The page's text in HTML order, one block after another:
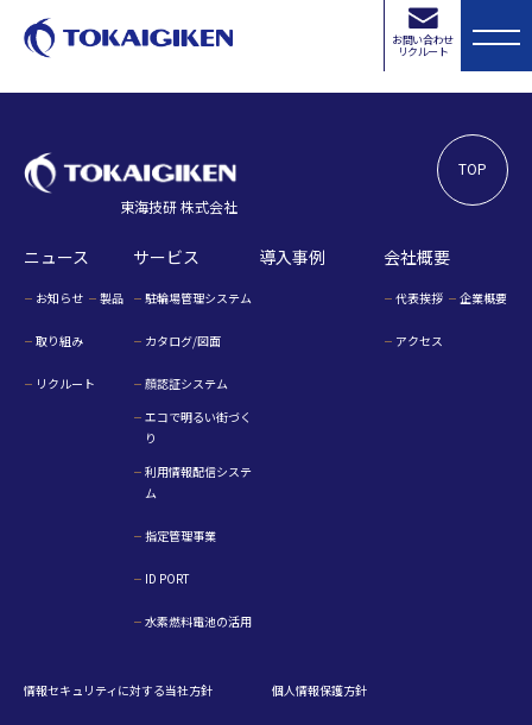
お問い合わせ
リクルート
[contact-form-7 id=”154″ title=”無題”]
TOP
東海技研 株式会社
ニュース
お知らせ 製品
取り組み
リクルート
サービス
駐輪場管理システム
カタログ/図面
顔認証システム
エコで明るい街づく
り
利用情報配信システ
ム
指定管理事業
ID PORT
水素燃料電池の活用
導入事例 会社概要
代表挨拶 企業概要
アクセス
情報セキュリティに対する当社方針 個人情報保護方針